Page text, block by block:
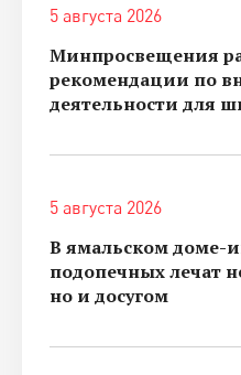
5 августа 2026
Минпросвещения
рекомендации по
деятельности для
5 августа 2026
В ямальском доме-
подопечных лечат
но и досугом